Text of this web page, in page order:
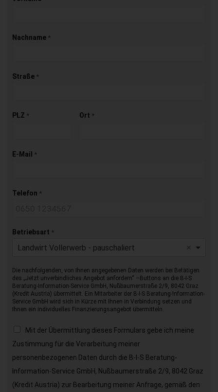
Nachname *
Straße *
PLZ * Ort *
E-Mail *
Telefon *
Betriebsart *
Landwirt Vollerwerb - pauschaliert
Die nachfolgenden, von Ihnen angegebenen Daten werden bei Betätigen
des „Jetzt unverbindliches Angebot anfordern“ –Buttons an die B-I-S
Beratung-Information-Service GmbH, Nußbaumerstraße 2/9, 8042 Graz
(Kredit Austria) übermittelt. Ein Mitarbeiter der B-I-S Beratung-Information-
Service GmbH wird sich in Kürze mit Ihnen in Verbindung setzen und
Ihnen ein individuelles Finanzierungsangebot übermitteln.
Mit der Übermittlung dieses Formulars gebe ich meine
Zustimmung für die Verarbeitung meiner
personenbezogenen Daten durch die B-I-S Beratung-
Information-Service GmbH, Nußbaumerstraße 2/9, 8042 Graz
(Kredit Austria) zur Bearbeitung meiner Anfrage, gemäß den